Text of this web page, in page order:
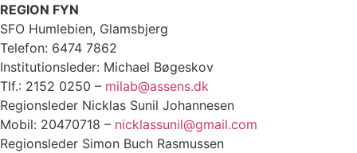
REGION FYN
SFO Humlebien, Glamsbjerg
Telefon: 6474 7862
Institutionsleder: Michael Bøgeskov
Tlf.: 2152 0250 – milab@assens.dk
Regionsleder Nicklas Sunil Johannesen
Mobil: 20470718 – nicklassunil@gmail.com
Regionsleder Simon Buch Rasmussen